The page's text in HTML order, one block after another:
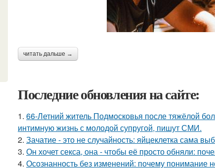
читать дальше →
Последние обновления на сайте:
1. 66-Летний житель Подмосковья после тяжёлой
интимную жизнь с молодой супругой, пишут СМИ.
2. Зачатие - это не случайность: яйцеклетка сама
3. Он хочет секса, она - чтобы её просто обняли:
4. Осознанность без изменений: почему понимание